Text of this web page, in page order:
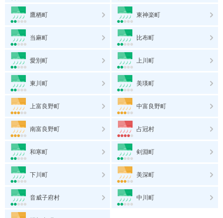
鷹栖町 東神楽町
当麻町 比布町
愛別町 上川町
東川町 美瑛町
上富良野町 中富良野町
南富良野町 占冠村
和寒町 剣淵町
下川町 美深町
音威子府村 中川町